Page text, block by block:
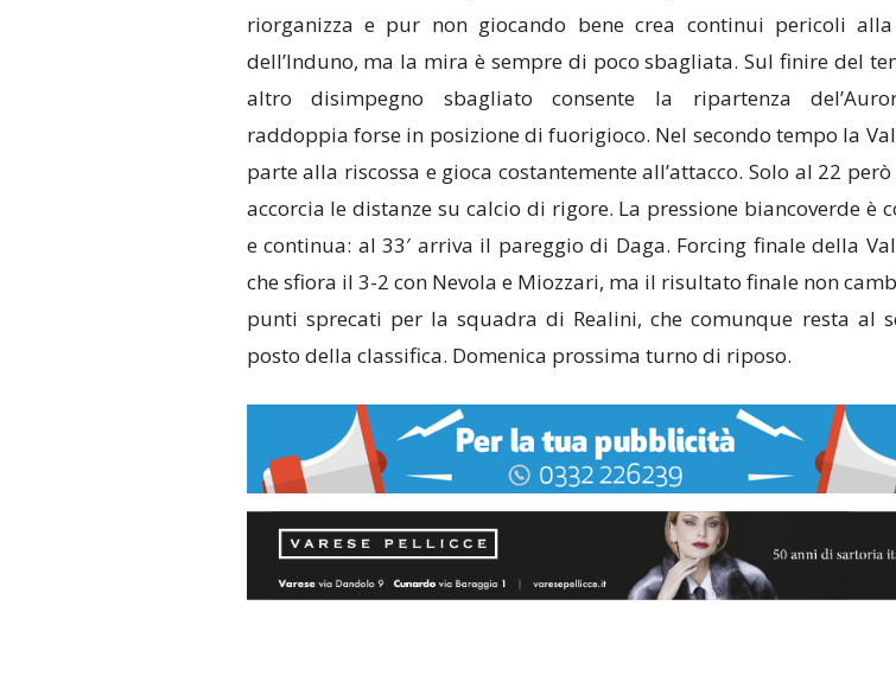
riorganizza e pur non giocando bene crea continui pericoli
dell’Induno, ma la mira è sempre di poco sbagliata. Sul finire del
altro disimpegno sbagliato consente la ripartenza
raddoppia forse in posizione di fuorigioco. Nel secondo tempo la
parte alla riscossa e gioca costantemente all’attacco. Solo al 22
accorcia le distanze su calcio di rigore. La pressione biancoverde è
e continua: al 33′ arriva il pareggio di Daga. Forcing finale della
che sfiora il 3-2 con Nevola e Miozzari, ma il risultato finale non
punti sprecati per la squadra di Realini, che comunque resta al
posto della classifica. Domenica prossima turno di riposo.